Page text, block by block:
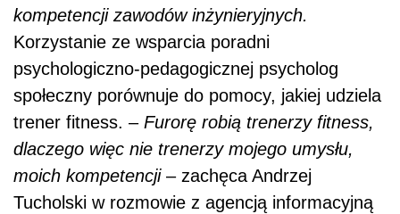
kompetencji zawodów inżynieryjnych.
Korzystanie ze wsparcia poradni
psychologiczno-pedagogicznej psycholog
społeczny porównuje do pomocy, jakiej udziela
trener fitness. – Furorę robią trenerzy fitness,
dlaczego więc nie trenerzy mojego umysłu,
moich kompetencji– zachęca Andrzej
Tucholski w rozmowie z agencją informacyjną